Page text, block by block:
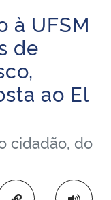
à UFSM
de
ao El
cidadão, do